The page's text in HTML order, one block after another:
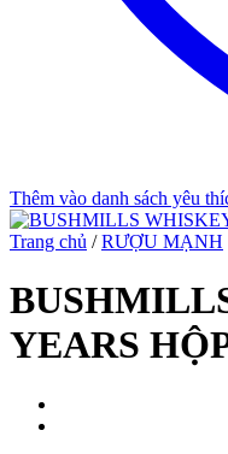
Thêm vào danh sách yêu
Trang chủ / RƯỢU MẠNH
YEARS